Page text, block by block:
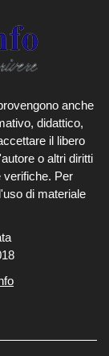
anche
didattico,
il libero
o altri diritti
verifiche. Per
di materiale